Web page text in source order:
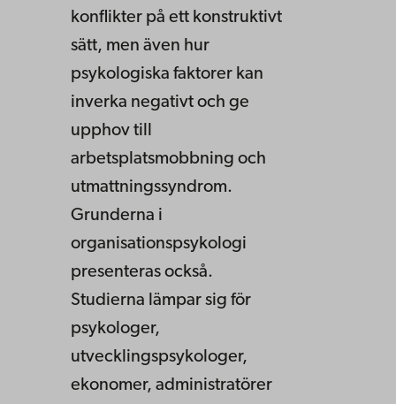
konflikter på ett konstruktivt
sätt, men även hur
psykologiska faktorer kan
inverka negativt och ge
upphov till
arbetsplatsmobbning och
utmattningssyndrom.
Grunderna i
organisationspsykologi
presenteras också.
Studierna lämpar sig för
psykologer,
utvecklingspsykologer,
ekonomer, administratörer